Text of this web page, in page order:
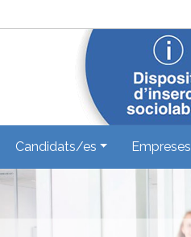
Candidats/es Empreses